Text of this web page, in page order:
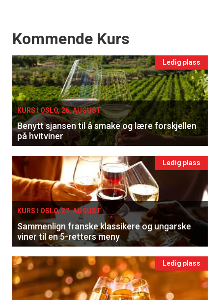
Events
Kommende Kurs
Ledig plass
KURS I OSLO, 26. AUGUST
Benytt sjansen til å smake og lære forskjellen
på hvitviner
Ledig plass
KURS I OSLO, 27. AUGUST
Sammenlign franske klassikere og ungarske
viner til en 5-retters meny
Ledig plass